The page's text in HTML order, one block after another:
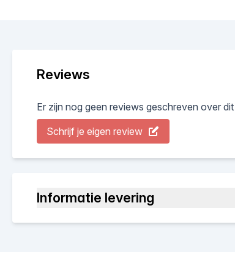
Reviews
Er zijn nog geen reviews geschreven over
Schrijf je eigen review
Informatie levering